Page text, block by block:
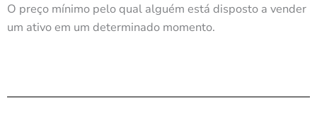
O preço mínimo pelo qual alguém está disposto a vender
um ativo em um determinado momento.